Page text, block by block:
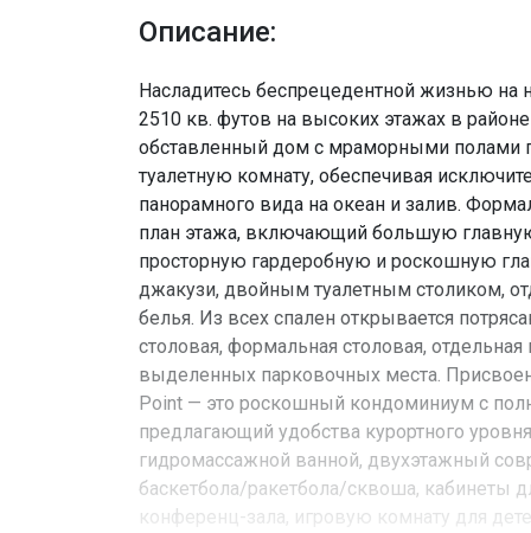
Описание:
Насладитесь беспрецедентной жизнью
2510 кв. футов на высоких этажах в
обставленный дом с мраморными полами
туалетную комнату, обеспечивая
панорамного вида на океан и залив.
план этажа, включающий большую
просторную гардеробную и роскошную
джакузи, двойным туалетным столиком,
белья. Из всех спален открывается
столовая, формальная столовая,
выделенных парковочных места.
Point — это роскошный кондоминиум с
предлагающий удобства курортного
гидромассажной ванной, двухэтажный
баскетбола/ракетбола/сквоша, кабинеты
конференц-зала, игровую комнату для